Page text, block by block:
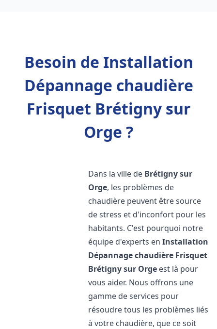
Besoin de Installation
Dépannage chaudière
Frisquet Brétigny sur
Orge ?
Dans la ville de Brétigny sur
Orge, les problèmes de
chaudière peuvent être source
de stress et d'inconfort pour les
habitants. C'est pourquoi notre
équipe d'experts enInstallation
Dépannage chaudière Frisquet
Brétigny sur Orge est là pour
vous aider. Nous offrons une
gamme de services pour
résoudre tous les problèmes liés
à votre chaudière, que ce soit